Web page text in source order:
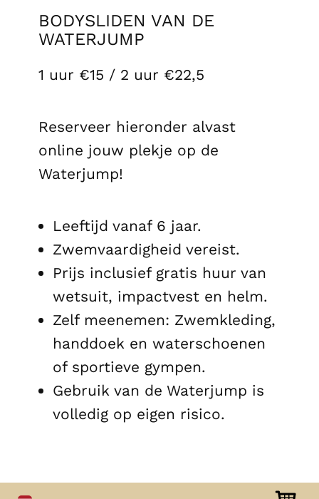
BODYSLIDEN VAN DE
WATERJUMP
1 uur €15 / 2 uur €22,5
Reserveer hieronder alvast
online jouw plekje op de
Waterjump!
Leeftijd vanaf 6 jaar.
Zwemvaardigheid vereist.
Prijs inclusief gratis huur van
wetsuit, impactvest en helm.
Zelf meenemen: Zwemkleding,
handdoek en waterschoenen
of sportieve gympen.
Gebruik van de Waterjump is
volledig op eigen risico.